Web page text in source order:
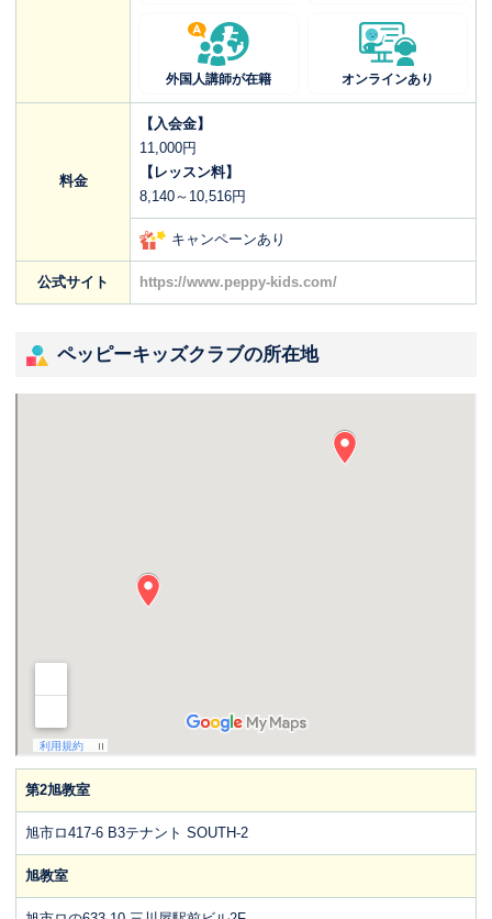
外国人講師が在籍 オンラインあり
料金
【入会金】
11,000円
【レッスン料】
8,140～10,516円
キャンペーンあり
公式サイト https://www.peppy-kids.com/
ペッピーキッズクラブの所在地
第2旭教室
旭市ロ417-6 B3テナント SOUTH-2
旭教室